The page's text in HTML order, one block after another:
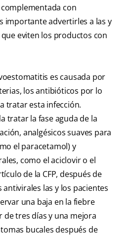
con
importante advertirles a las y
eviten los productos con
es causada por
los antibióticos por lo
tratar esta infección.
tratar la fase aguda de la
analgésicos suaves para
el paracetamol) y
como el aciclovir o el
de la CFP, después de
las y los pacientes
una baja en la fiebre
de tres días y una mejora
bucales después de